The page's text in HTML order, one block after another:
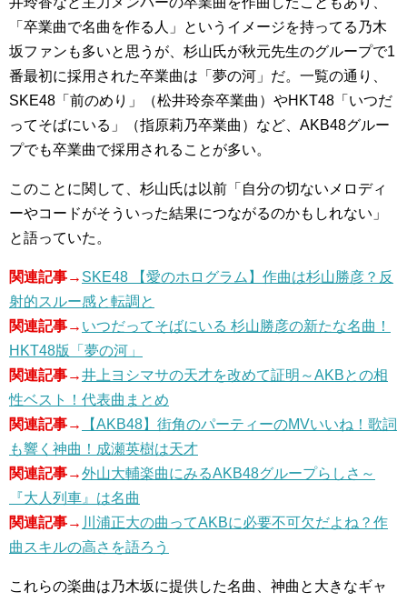
「卒業曲で名曲を作る人」というイメージを持ってる乃木
坂ファンも多いと思うが、杉山氏が秋元先生のグループで1
番最初に採用された卒業曲は「夢の河」だ。一覧の通り、
SKE48「前のめり」（松井玲奈卒業曲）やHKT48「いつだ
ってそばにいる」（指原莉乃卒業曲）など、AKB48グルー
プでも卒業曲で採用されることが多い。
このことに関して、杉山氏は以前「自分の切ないメロディ
ーやコードがそういった結果につながるのかもしれない」
と語っていた。
関連記事→ SKE48 【愛のホログラム】作曲は杉山勝彦？反
射的スルー感と転調と
関連記事→ いつだってそばにいる 杉山勝彦の新たな名曲！
HKT48版「夢の河」
関連記事→井上ヨシマサの天才を改めて証明～AKBとの相
性ベスト！代表曲まとめ
関連記事→
【AKB48】街角のパーティーのMVいいね！歌詞
も響く神曲！成瀬英樹は天才
関連記事→外山大輔楽曲にみるAKB48グループらしさ～
『大人列車』は名曲
関連記事→ 川浦正大の曲ってAKBに必要不可欠だよね？作
曲スキルの高さを語ろう
これらの楽曲は乃木坂に提供した名曲、神曲と大きなギャ